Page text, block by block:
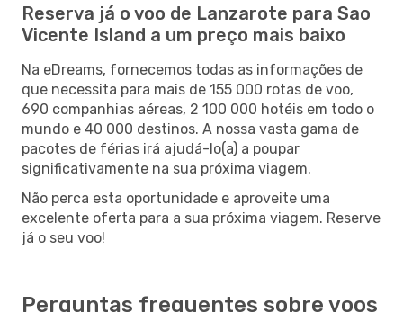
Reserva já o voo de Lanzarote para Sao
Vicente Island a um preço mais baixo
Na eDreams, fornecemos todas as informações de
que necessita para mais de 155 000 rotas de voo,
690 companhias aéreas, 2 100 000 hotéis em todo o
mundo e 40 000 destinos. A nossa vasta gama de
pacotes de férias irá ajudá-lo(a) a poupar
significativamente na sua próxima viagem.
Não perca esta oportunidade e aproveite uma
excelente oferta para a sua próxima viagem. Reserve
já o seu voo!
Perguntas frequentes sobre voos